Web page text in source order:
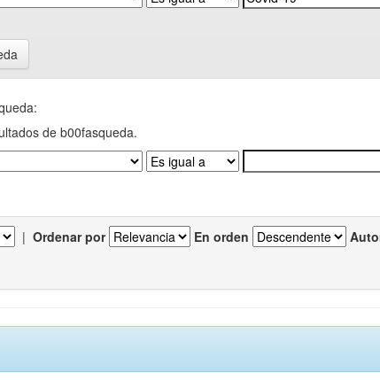
de b00fasqueda.
| Ordenar por En orden